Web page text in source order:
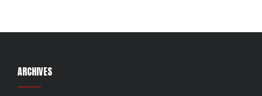
ARCHIVES